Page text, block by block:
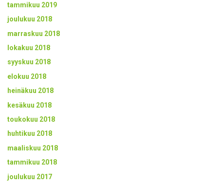
tammikuu 2019
joulukuu 2018
marraskuu 2018
lokakuu 2018
syyskuu 2018
elokuu 2018
heinäkuu 2018
kesäkuu 2018
toukokuu 2018
huhtikuu 2018
maaliskuu 2018
tammikuu 2018
joulukuu 2017